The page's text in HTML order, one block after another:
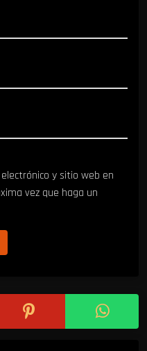
y sitio web en
vez que haga un